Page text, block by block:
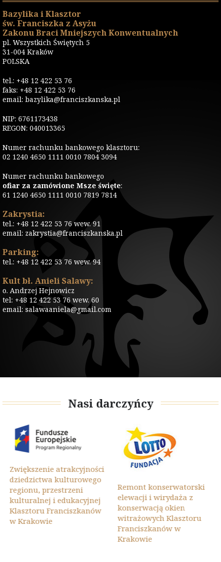
Bazylika i Klasztor
św. Franciszka z Asyżu
Zakonu Braci Mniejszych Konwentualnych
pl. Wszystkich Świętych 5
31-004 Kraków
POLSKA
tel.: +48 12 422 53 76
faks: +48 12 422 53 76
email: bazylika@franciszkanska.pl
NIP: 6761173438
REGON: 040013365
Numer rachunku bankowego klasztoru:
02 1240 4650 1111 0010 7804 3094
Numer rachunku bankowego
ofiar za zamówione Msze święte:
61 1240 4650 1111 0010 7819 7814
Zakrystia:
tel.: +48 12 422 53 76 wew. 91
email: zakrystia@franciszkanska.pl
Parking:
tel.: +48 12 422 53 76 wew. 94
Kult bł. Anieli Salawy:
o. Andrzej Hejnowicz
tel: +48 12 422 53 76 wew. 60
email: salawaaniela@gmail.com
Nasi darczyńcy
Zwiększenie atrakcyjności
dziedzictwa kulturowego
regionu, przestrzeni
kulturalnej i edukacyjnej
Klasztoru Franciszkanów
w Krakowie
Remont konserwatorski
elewacji i wirydaża z
konserwacją okien
witrażowych Klasztoru
Franciszkanów w
Krakowie